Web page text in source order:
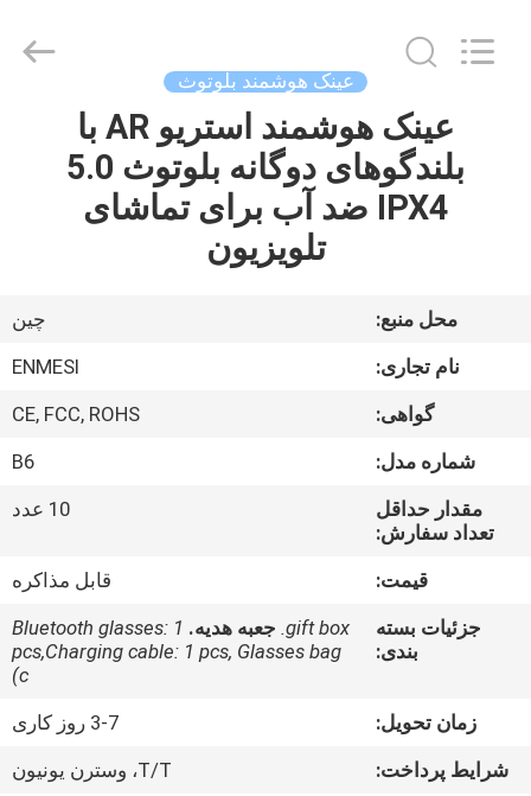
صفحه
اصلی
درباره
کارخانه
کنترل
موارد
Technology
عینک هوشمند بلوتوث
عینک هوشمند استریو AR با
بلندگوهای دوگانه بلوتوث 5.0
IPX4 ضد آب برای تماشای
تلویزیون
محل منبع:
چین
نام تجاری:
ENMESI
گواهی:
CE, FCC, ROHS
شماره مدل:
B6
مقدار حداقل
تعداد سفارش:
10 عدد
قیمت:
قابل مذاکره
جزئیات بسته
بندی:
gift box. جعبه هدیه. Bluetooth glasses: 1
pcs,Charging cable: 1 pcs, Glasses bag
(c
زمان تحویل:
3-7 روز کاری
شرایط پرداخت:
T/T، وسترن یونیون